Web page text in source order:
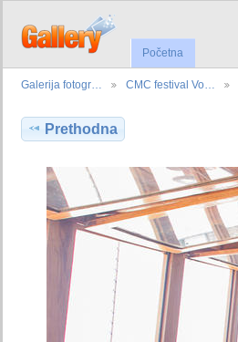
Početna
Galerija fotogr… CMC festival Vo…
Prethodna